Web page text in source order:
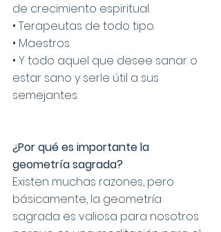
de crecimiento espiritual.
• Terapeutas de todo tipo.
• Maestros.
• Y todo aquel que desee sanar o
estar sano y serle útil a sus
semejantes.
¿Por qué es importante la
geometría sagrada?
Existen muchas razones, pero
básicamente, la geometría
sagrada es valiosa para nosotros